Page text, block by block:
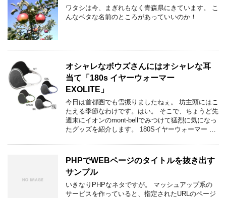
ワタシは今、まぎれもなく青森県にきています。 こ
んなベタな名前のところがあっていいのか！
オシャレなボウズさんにはオシャレな耳
当て「180s イヤーウォーマー
EXOLITE」
今日は首都圏でも雪振りましたねぇ。 坊主頭にはこ
たえる季節なわけです。はい。 そこで、ちょうど先
週末にイオンのmont-bellでみつけて猛烈に気になっ
たグッズを紹介します。 180Sイヤーウォーマー …
PHPでWEBページのタイトルを抜き出す
サンプル
いきなりPHPなネタですが。 マッシュアップ系の
サービスを作っていると、指定されたURLのページ